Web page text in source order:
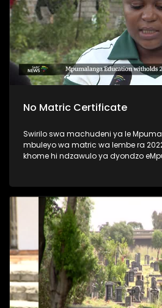
No Matric Certificate
Swirilo swa machudeni ya le
mbuleyo wa matric wa lembe ra
khome hi ndzawulo ya dyondzo